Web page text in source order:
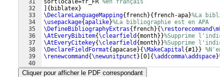
31
32
33
34
35
36
37
38
39
40
41
sortlocale=fr_FR %en français
{ biblatex}
\DeclareLanguageMapping{ french}{ french-apa}%La
\usepackage{apalike}%La bibliographie est en APA
\DefineBibliographyExtras{ french}{
\AtEveryBibitem{\clearfield {month}}%Supprime
\AtEveryCitekey{\clearfield {month}}%Supprime
\DeclareFieldFormat{apacase}{\MakeCapital{#1}}
\renewcommand {\newunitpunct } 0 {\addcomma\addspace}
\DefineBibliographyStrings{french
Cliquer pour afficher le PDF correspondant